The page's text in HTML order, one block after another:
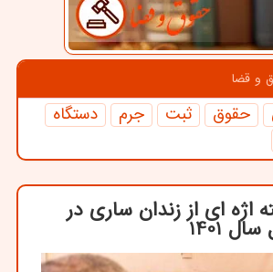
و قضا
حقوق ثبت جرم
دستگاه
3 ساعته اژه ای از زندان ساری در
1401